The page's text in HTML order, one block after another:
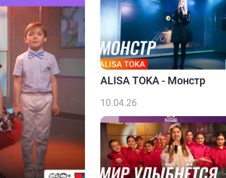
ALISA TOKA - Монстр
10.04.26